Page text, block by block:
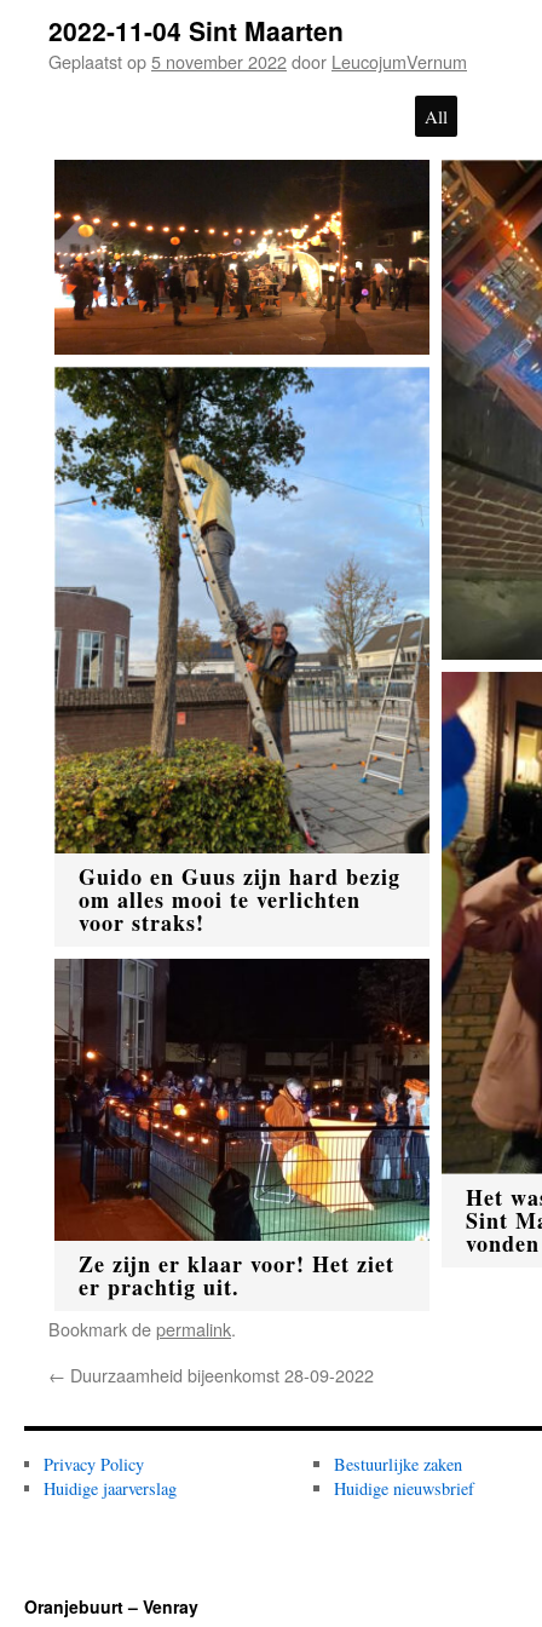
2022-11-04 Sint Maarten
Geplaatst op5 november 2022door LeucojumVernum
All
Guido en Guus zijn hard bezig
om alles mooi te verlichten
voor straks!
Ze zijn er klaar voor! Het ziet
er prachtig uit.
Het
Sint
Bookmark depermalink.
← Duurzaamheid bijeenkomst 28-09-2022
Privacy Policy
Huidige jaarverslag
Bestuurlijke zaken
Huidige nieuwsbrief
Oranjebuurt – Venray